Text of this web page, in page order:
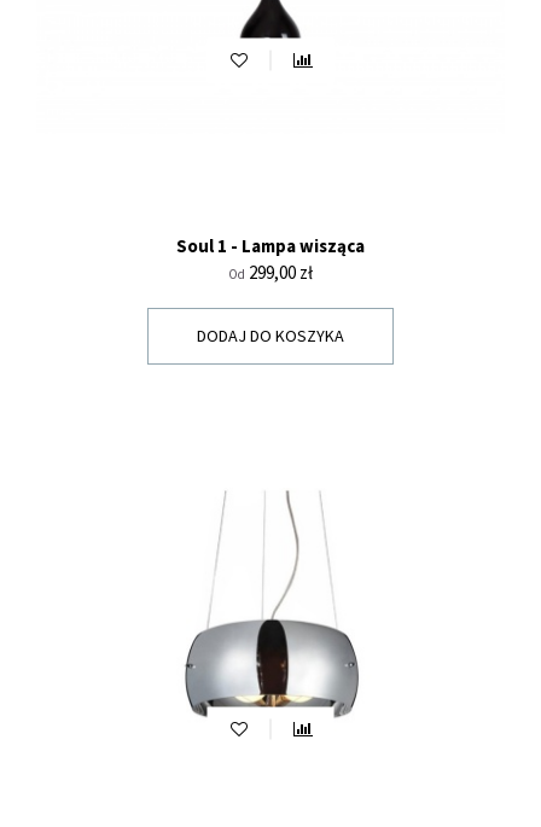
Soul 1 - Lampa wisząca
Od Cena
299,00 zł
DODAJ DO KOSZYKA